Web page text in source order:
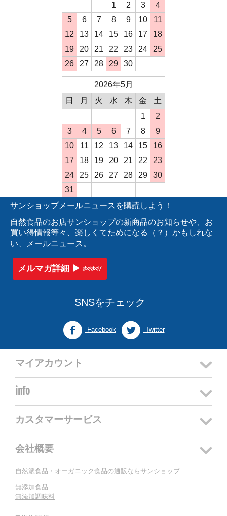
1
2 3
4
5
6 7 8 9 10
11
12
13 14 15 16 17
18
19
20 21 22 23 24
25
26
27 28 29 30
2026年5月
日
月 火 水 木 金
土
1
2
3
4 5 6 7 8
9
10
11 12 13 14 15
16
17
18 19 20 21 22
23
24
25 26 27 28 29
30
31
サンショップメールニュースを購読しよう！
自然食品のお店サンショップの新商品のお知らせや、お
買い得情報等々、楽しくてためになる（？）かもしれな
い、メールニュース。
メルマガ詳細 ▶︎
SNSをチェック
Facebook Twitter
マイアカウント
info
カスタマーサービス
会社概要
自然派食品・オーガニック食品の通販ならサンショップ
無添加食品
無添加調味料